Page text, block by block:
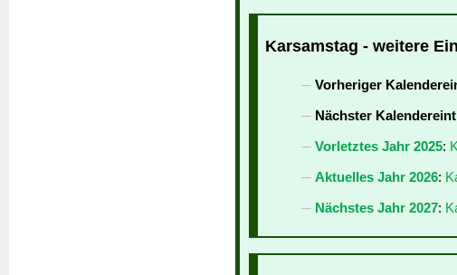
Karsamstag - weitere
Vorheriger
Nächster
Vorletztes Jahr 2025:
Aktuelles Jahr 2026:
Nächstes Jahr 2027: